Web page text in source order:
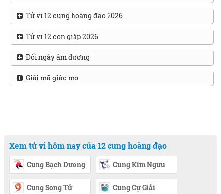
Tử vi 12 cung hoàng đạo 2026
Tử vi 12 con giáp 2026
Đổi ngày âm dương
Giải mã giấc mơ
Xem tử vi hôm nay của 12 cung hoàng đạo
Cung Bạch Dương Cung Kim Ngưu
Cung Song Tử Cung Cự Giải